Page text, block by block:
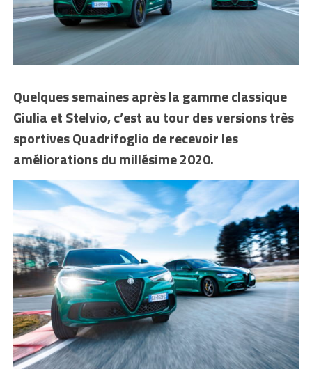
Quelques semaines après la gamme classique
Giulia et Stelvio, c’est au tour des versions très
sportives Quadrifoglio de recevoir les
améliorations du millésime 2020.